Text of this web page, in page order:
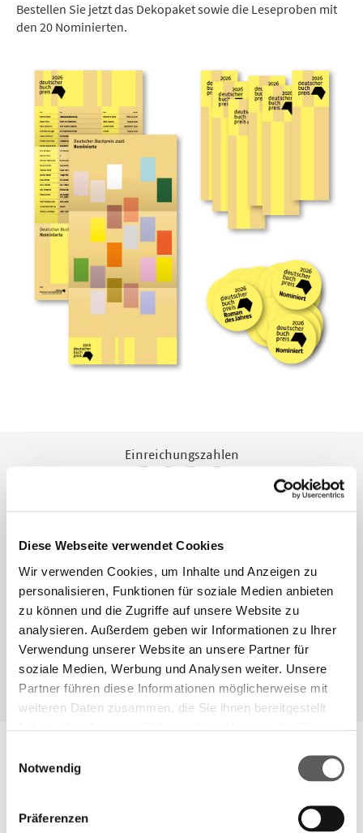
Diese Webseite verwendet Cookies
Wir verwenden Cookies, um Inhalte und Anzeigen zu
personalisieren, Funktionen für soziale Medien anbieten
zu können und die Zugriffe auf unsere Website zu
analysieren. Außerdem geben wir Informationen zu Ihrer
Verwendung unserer Website an unsere Partner für
soziale Medien, Werbung und Analysen weiter. Unsere
Partner führen diese Informationen möglicherweise mit
weiteren Daten zusammen, die Sie ihnen bereitgestellt
unsererDatenschutzerklärung.
Notwendig
Präferenzen
Bestellen Sie jetzt das Dekopaket sowie die Leseproben mit
den 20 Nominierten.
Einreichungszahlen
Deutschland / Österreich / Schweiz
106
Verlage
180
Romane
Die Jury